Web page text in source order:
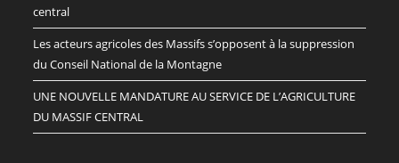
central
Les acteurs agricoles des Massifs s’opposent à la suppression
du Conseil National de la Montagne
UNE NOUVELLE MANDATURE AU SERVICE DE L’AGRICULTURE
DU MASSIF CENTRAL